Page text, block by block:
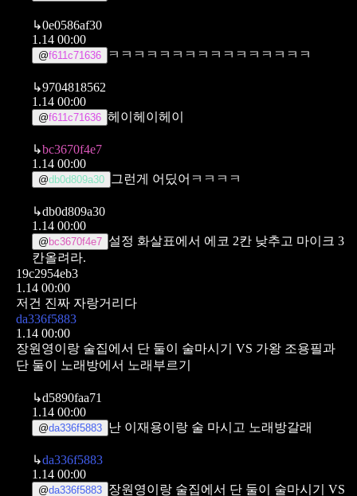
↳0e0586af30
1.14 00:00
@f611c71636 ㅋㅋㅋㅋㅋㅋㅋㅋㅋㅋㅋㅋㅋㅋㅋㅋ
↳9704818562
1.14 00:00
@f611c71636 헤이헤이헤이
↳bc3670f4e7
1.14 00:00
@db0d809a30 그런게 어딨어ㅋㅋㅋㅋ
↳db0d809a30
1.14 00:00
@ bc3670f4e7 설정 화살표에서 에코 2칸 낮추고 마이크 3
칸올려라.
19c2954eb3
1.14 00:00
저건 진짜 자랑거리다
da336f5883
1.14 00:00
장원영이랑 술집에서 단 둘이 술마시기 VS 가왕 조용필과
단 둘이 노래방에서 노래부르기
↳d5890faa71
1.14 00:00
@da336f5883 난 이재용이랑 술 마시고 노래방갈래
↳da336f5883
1.14 00:00
@da336f5883 장원영이랑 술집에서 단 둘이 술마시기 VS